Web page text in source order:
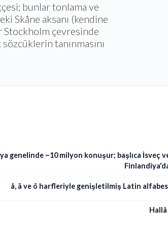
bunlar tonlama ve
Skåne aksanı (kendine
çevresinde
tanınmasını
genelinde ~10 milyon konuşur; başlıca İsveç
å, ä ve ö harfleriyle genişletilmiş Latin